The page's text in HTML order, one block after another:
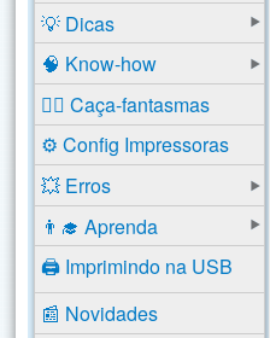
💡 Dicas
🧠 Know-how
🕵️‍♂️ Caça-fantasmas
⚙️ Config Impressoras
💥 Erros
👨‍🎓 Aprenda
🖨️ Imprimindo na USB
📰 Novidades